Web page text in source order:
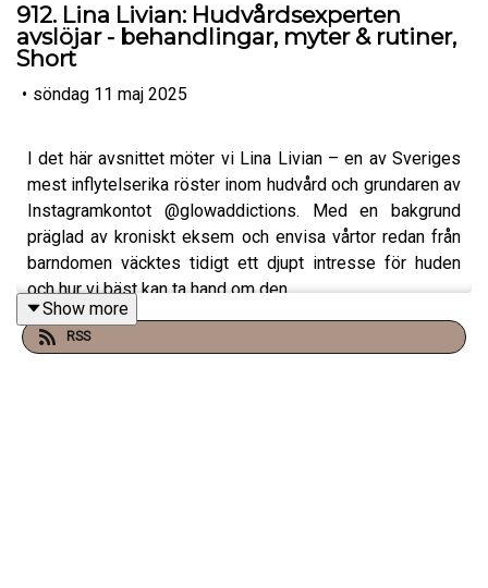
912. Lina Livian: Hudvårdsexperten
avslöjar - behandlingar, myter & rutiner,
Short
• söndag 11 maj 2025
I det här avsnittet möter vi Lina Livian – en av Sveriges
mest inflytelserika röster inom hudvård och grundaren av
Instagramkontot @glowaddictions. Med en bakgrund
präglad av kroniskt eksem och envisa vårtor redan från
barndomen väcktes tidigt ett djupt intresse för huden
och hur vi bäst kan ta hand om den.
Show more
RSS